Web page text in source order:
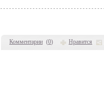
Комментарии (0) Нравится